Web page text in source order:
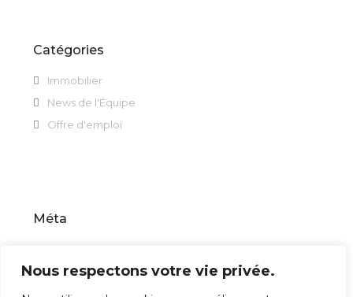
Nous respectons votre vie privée.
Catégories
Immobilier
News de l'Équipe
Offre d'emploi
Méta
Connexion
Flux des publications